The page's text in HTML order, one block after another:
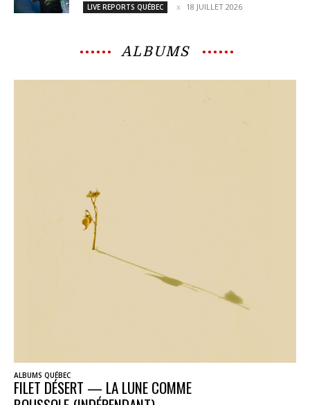
LIVE REPORTS QUÉBEC 18 JUILLET 2026
ALBUMS
ALBUMS QUÉBEC
FILET DÉSERT — LA LUNE COMME